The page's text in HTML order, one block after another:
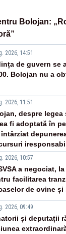
Bolojan:
2026, 14:51
de guvern se
Bolojan nu a
2026, 11:51
despre legea
fi adoptată în
întârziat
2026, 10:57
a negociat,
facilitarea
de ovine și
2026, 09:49
și deputații